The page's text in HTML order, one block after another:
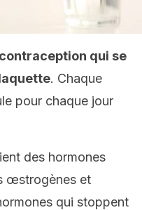
qui se
. Chaque
pour chaque jour
des hormones
œstrogènes et
qui stoppent